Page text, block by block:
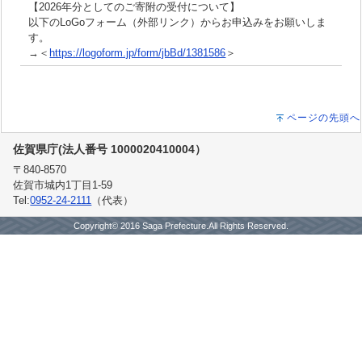
【2026年分としてのご寄附の受付について】
以下のLoGoフォーム（外部リンク）からお申込みをお願いしま
す。
→＜ https://logoform.jp/form/jbBd/1381586 ＞
ページの先頭へ
佐賀県庁(法人番号 1000020410004）
〒840-8570
佐賀市城内1丁目1-59
Tel:0952-24-2111 （代表）
Copyright© 2016 Saga Prefecture.All Rights Reserved.